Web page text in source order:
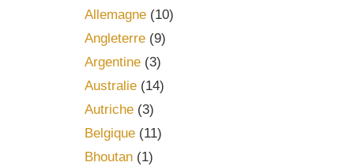
Allemagne(10)
Angleterre(9)
Argentine(3)
Australie(14)
Autriche(3)
Belgique(11)
Bhoutan(1)